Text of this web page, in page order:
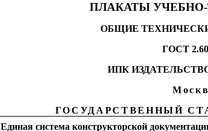
ПЛАКАТЫ
ОБЩИЕ
ГОСТ
ИПК
ГОСУДАРСТВЕННЫЙ
Единая система конструкторской